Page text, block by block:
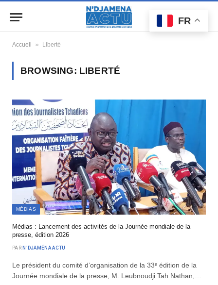
Accueil » Liberté
BROWSING: LIBERTÉ
MÉDIAS
Médias : Lancement des activités de la Journée mondiale de la
presse, édition 2026
PAR N'DJAMÉNA ACTU
Le président du comité d’organisation de la 33ᵉ édition de la
Journée mondiale de la presse, M. Leubnoudji Tah Nathan,…
FR